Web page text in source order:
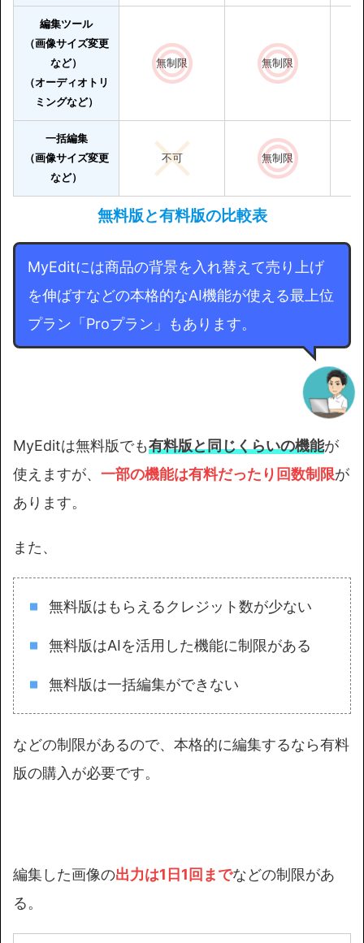
編集ツール
（画像サイズ変更
など）
（オーディオトリ
ミングなど）
無制限 無制限
一括編集
（画像サイズ変更
など）
不可 無制限
無料版と有料版の比較表
MyEditには商品の背景を入れ替えて売り上げ
を伸ばすなどの本格的なAI機能が使える最上位
プラン「Proプラン」もあります。
MyEditは無料版でも有料版と同じくらいの機能が
使えますが、 一部の機能は有料だったり回数制限が
あります。
また、
無料版はもらえるクレジット数が少ない
無料版はAIを活用した機能に制限がある
無料版は一括編集ができない
などの制限があるので、本格的に編集するなら有料
版の購入が必要です。
編集した画像の出力は1日1回までなどの制限があ
る。